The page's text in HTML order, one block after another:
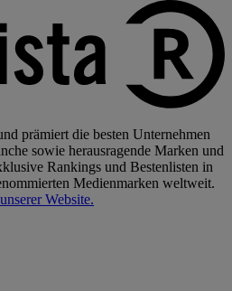
prämiert die besten Unternehmen
sowie herausragende Marken und
Rankings und Bestenlisten in
Medienmarken weltweit.
Website.